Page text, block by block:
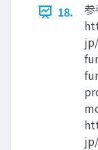
18.